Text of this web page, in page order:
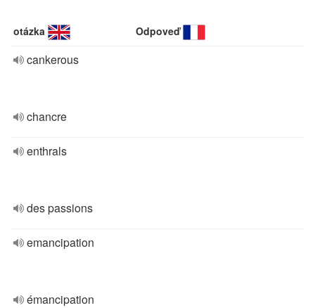
otázka Odpoveď
cankerous
chancre
enthrals
des passions
emancipation
émancipation